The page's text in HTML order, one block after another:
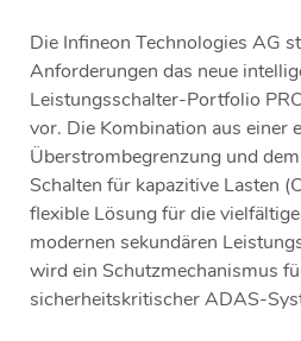
Die Infineon Technologies AG
Anforderungen das neue
Leistungsschalter-Portfolio
vor. Die Kombination aus einer
Überstrombegrenzung und
Schalten für kapazitive Lasten
flexible Lösung für die
modernen sekundären
wird ein Schutzmechanismus
sicherheitskritischer ADAS-